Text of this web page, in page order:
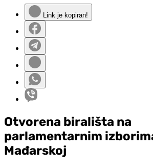
Link je kopiran!
Otvorena birališta na
parlamentarnim
Mađarskoj